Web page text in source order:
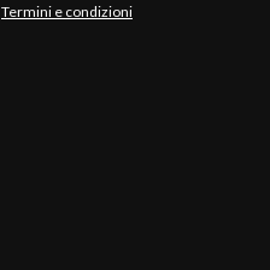
Termini e condizioni